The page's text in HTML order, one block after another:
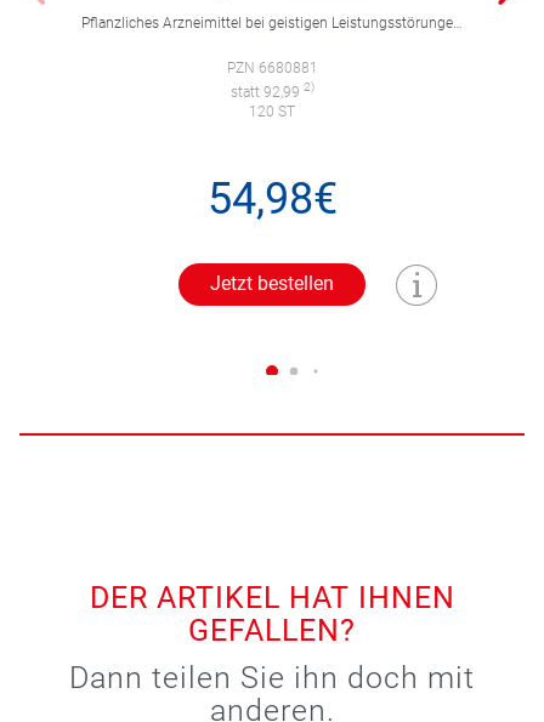
Pflanzliches Arzneimittel bei geistigen Leistungsstörungen und Durchblutungsstörungen.
PZN 6680881
statt 92,99 2)
120 ST
54,98€
Jetzt bestellen
DER ARTIKEL HAT IHNEN
GEFALLEN?
Dann teilen Sie ihn doch mit
anderen.